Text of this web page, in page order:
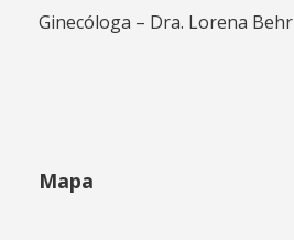
Ginecóloga – Dra. Lorena Behr
Mapa